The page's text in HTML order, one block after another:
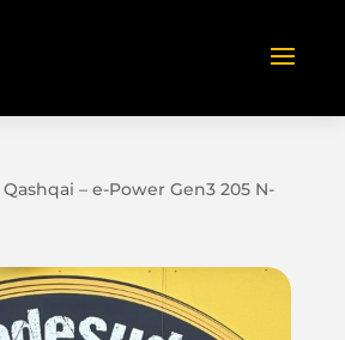
Qashqai – e-Power Gen3 205 N-